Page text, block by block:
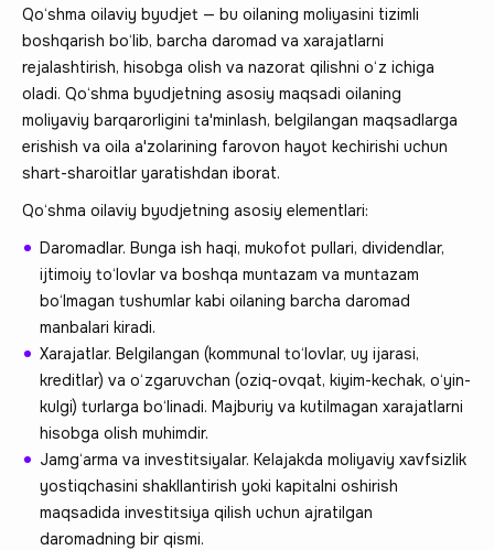
Qo‘shma oilaviy byudjet — bu oilaning moliyasini tizimli
boshqarish bo‘lib, barcha daromad va xarajatlarni
rejalashtirish, hisobga olish va nazorat qilishni o‘z ichiga
oladi. Qo‘shma byudjetning asosiy maqsadi oilaning
moliyaviy barqarorligini ta'minlash, belgilangan maqsadlarga
erishish va oila a'zolarining farovon hayot kechirishi uchun
shart-sharoitlar yaratishdan iborat.
Qo‘shma oilaviy byudjetning asosiy elementlari:
Daromadlar. Bunga ish haqi, mukofot pullari, dividendlar,
ijtimoiy to‘lovlar va boshqa muntazam va muntazam
bo‘lmagan tushumlar kabi oilaning barcha daromad
manbalari kiradi.
Xarajatlar. Belgilangan (kommunal to‘lovlar, uy ijarasi,
kreditlar) va o‘zgaruvchan (oziq-ovqat, kiyim-kechak, o‘yin-
kulgi) turlarga bo‘linadi. Majburiy va kutilmagan xarajatlarni
hisobga olish muhimdir.
Jamg‘arma va investitsiyalar. Kelajakda moliyaviy xavfsizlik
yostiqchasini shakllantirish yoki kapitalni oshirish
maqsadida investitsiya qilish uchun ajratilgan
daromadning bir qismi.